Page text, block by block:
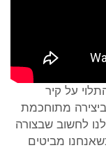
על קיר
מתוחכמת
לחשוב שבצורה
מביטים